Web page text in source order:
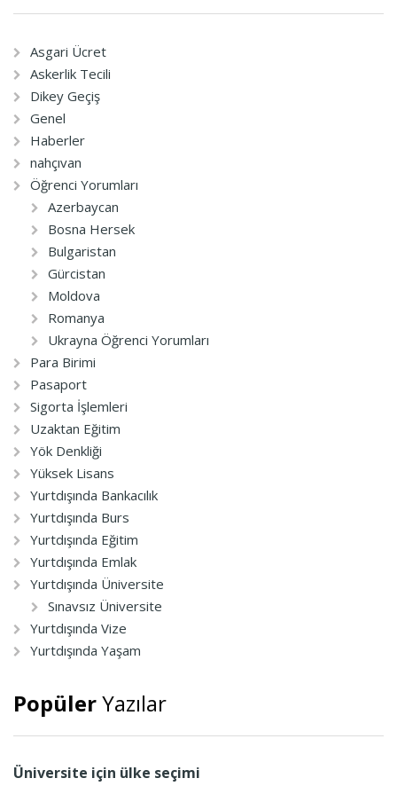
Asgari Ücret
Askerlik Tecili
Dikey Geçiş
Genel
Haberler
nahçıvan
Öğrenci Yorumları
Azerbaycan
Bosna Hersek
Bulgaristan
Gürcistan
Moldova
Romanya
Ukrayna Öğrenci Yorumları
Para Birimi
Pasaport
Sigorta İşlemleri
Uzaktan Eğitim
Yök Denkliği
Yüksek Lisans
Yurtdışında Bankacılık
Yurtdışında Burs
Yurtdışında Eğitim
Yurtdışında Emlak
Yurtdışında Üniversite
Sınavsız Üniversite
Yurtdışında Vize
Yurtdışında Yaşam
PopülerYazılar
Üniversite için ülke seçimi